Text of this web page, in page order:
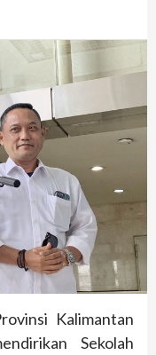
Kalimantan
Sekolah